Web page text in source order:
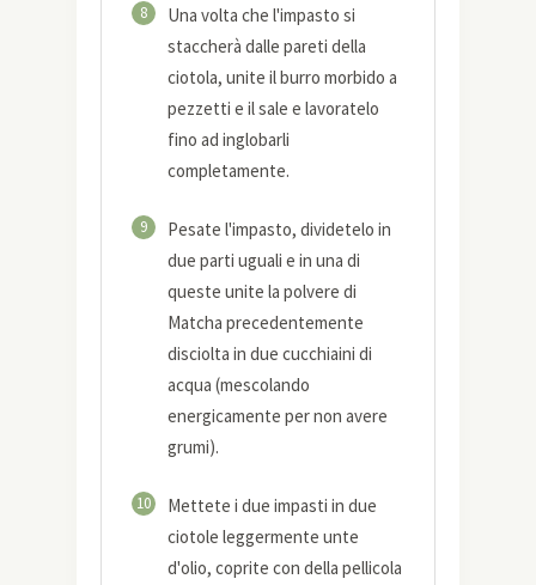
8
Una volta che l'impasto si
staccherà dalle pareti della
ciotola, unite il burro morbido a
pezzetti e il sale e lavoratelo
fino ad inglobarli
completamente.
9
Pesate l'impasto, dividetelo in
due parti uguali e in una di
queste unite la polvere di
Matcha precedentemente
disciolta in due cucchiaini di
acqua (mescolando
energicamente per non avere
grumi).
10
Mettete i due impasti in due
ciotole leggermente unte
d'olio, coprite con della pellicola